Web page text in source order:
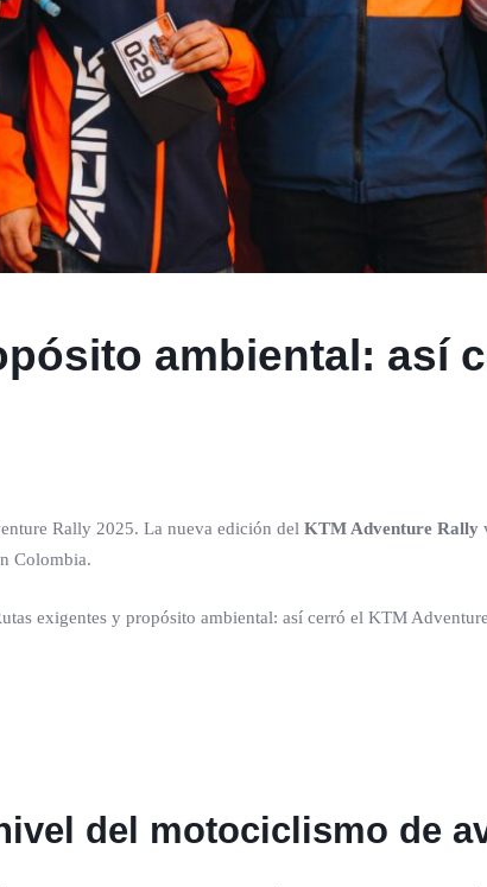
ambiental: así
Rally 2025. La nueva edición del KTM Adventure Rally
Colombia.
del motociclismo de